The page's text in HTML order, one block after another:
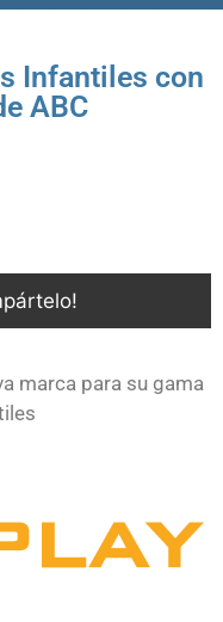
Infantiles con
ABC
marca para su gama